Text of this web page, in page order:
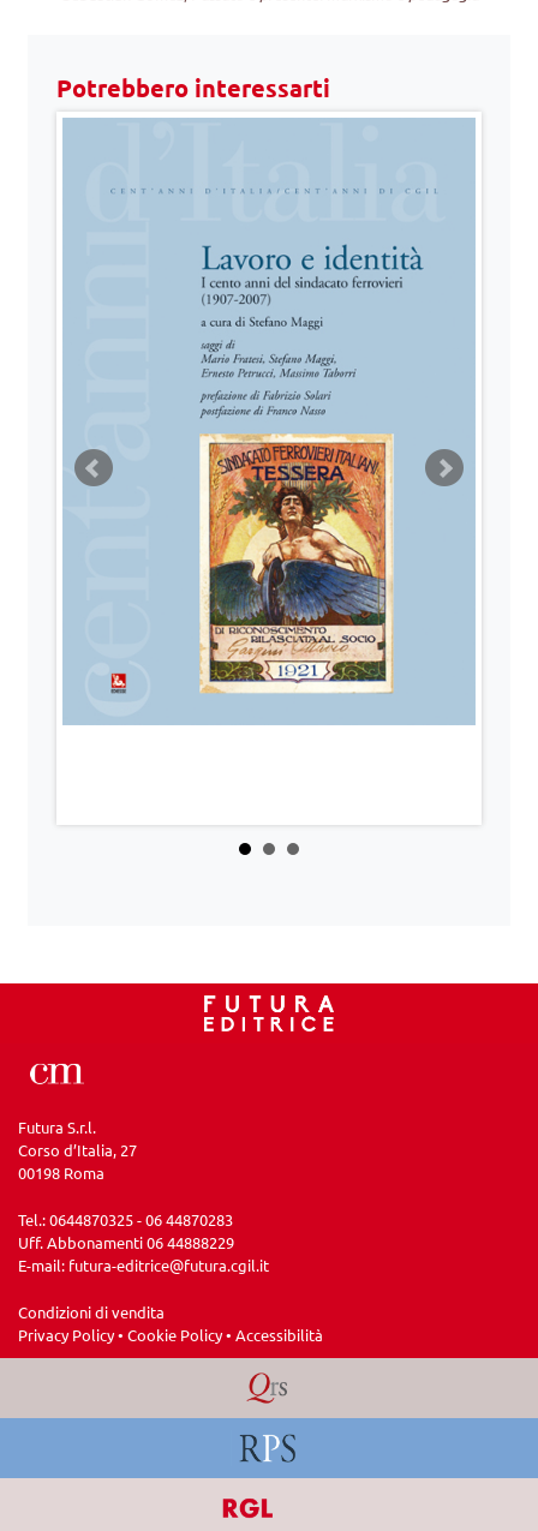
Potrebbero interessarti
Futura S.r.l.
Corso d’Italia, 27
00198 Roma
Tel.: 0644870325 - 06 44870283
Uff. Abbonamenti 06 44888229
E-mail: futura-editrice@futura.cgil.it
Condizioni di vendita
Privacy Policy• Cookie Policy• Accessibilità